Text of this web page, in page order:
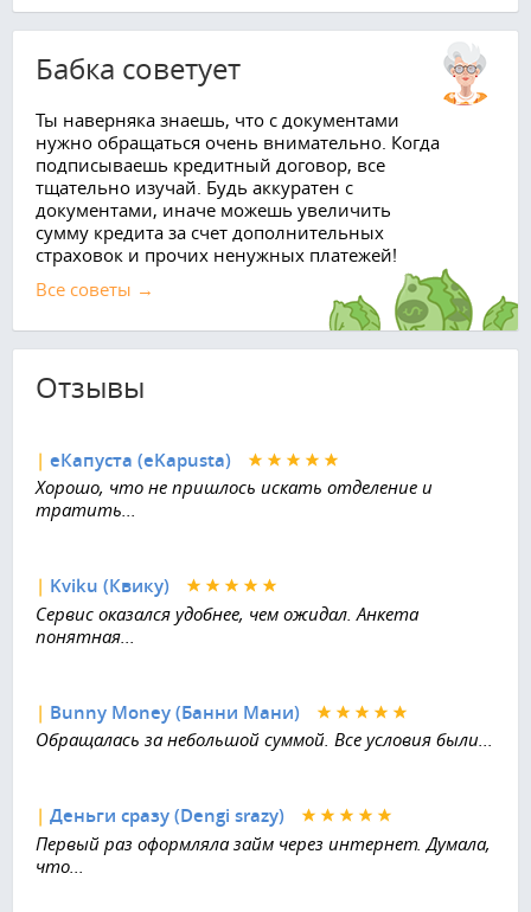
Бабка советует
Ты наверняка знаешь, что с документами
нужно обращаться очень внимательно. Когда
подписываешь кредитный договор, все
тщательно изучай. Будь аккуратен с
документами, иначе можешь увеличить
сумму кредита за счет дополнительных
страховок и прочих ненужных платежей!
Все советы →
Отзывы
| еКапуста (eKapusta)
Хорошо, что не пришлось искать отделение и
тратить...
| Kviku (Квику)
Сервис оказался удобнее, чем ожидал. Анкета
понятная...
| Bunny Money (Банни Мани)
Обращалась за небольшой суммой. Все условия были...
| Деньги сразу (Dengi srazy)
Первый раз оформляла займ через интернет. Думала,
что...